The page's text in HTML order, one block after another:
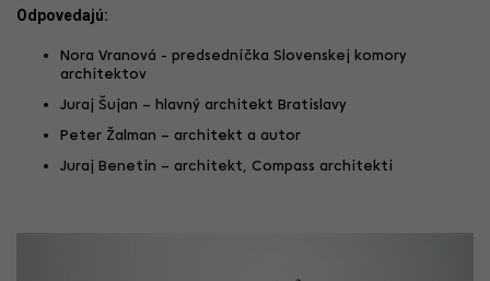
Odpovedajú:
Nora Vranová - predsedníčka Slovenskej komory
architektov
Juraj Šujan – hlavný architekt Bratislavy
Peter Žalman – architekt a autor
Juraj Benetin – architekt, Compass architekti